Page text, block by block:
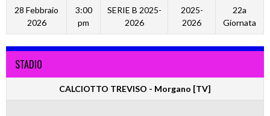
28 Febbraio
2026
3:00
pm
SERIE B 2025-
2026
2025-
2026
22a
Giornata
STADIO
CALCIOTTO TREVISO - Morgano [TV]